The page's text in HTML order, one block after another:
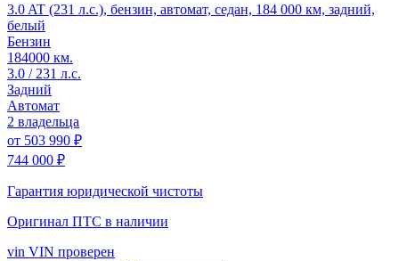
3.0 AT (231 л.с.), бензин, автомат, седан, 184 000 км, задний,
белый
Бензин
184000 км.
3.0 / 231 л.с.
Задний
Автомат
2 владельца
от 503 990 ₽
744 000 ₽
Гарантия юридической чистоты
Оригинал ПТС в наличии
vin VIN проверен